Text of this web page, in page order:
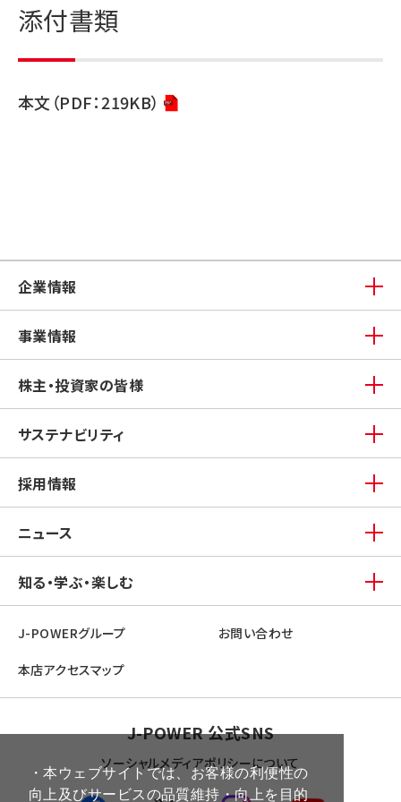
・本ウェブサイトでは、お客様の利便性の
向上及びサービスの品質維持・向上を目的
添付書類
本文（PDF：219KB）
企業情報
事業情報
株主・投資家の皆様
サステナビリティ
採用情報
ニュース
知る・学ぶ・楽しむ
J-POWERグループ お問い合わせ
本店アクセスマップ
J-POWER 公式SNS
ソーシャルメディアポリシーについて